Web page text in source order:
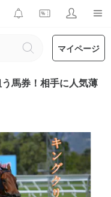
マイページ
馬券！相手に人気薄